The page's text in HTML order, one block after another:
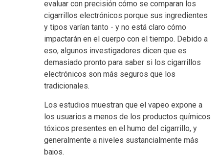
evaluar con precisión cómo se comparan los
cigarrillos electrónicos porque sus ingredientes
y tipos varían tanto - y no está claro cómo
impactarán en el cuerpo con el tiempo. Debido a
eso, algunos investigadores dicen que es
demasiado pronto para saber si los cigarrillos
electrónicos son más seguros que los
tradicionales.
Los estudios muestran que el vapeo expone a
los usuarios a menos de los productos químicos
tóxicos presentes en el humo del cigarrillo, y
generalmente a niveles sustancialmente más
bajos.